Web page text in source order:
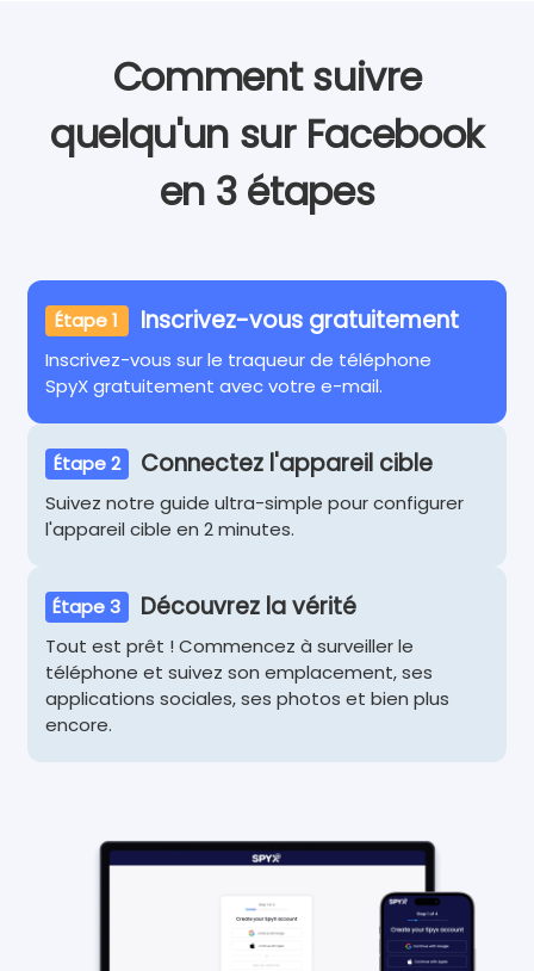
Comment suivre
quelqu'un sur Facebook
en 3 étapes
Étape 1 Inscrivez-vous gratuitement
Inscrivez-vous sur le traqueur de téléphone
SpyX gratuitement avec votre e-mail.
Étape 2 Connectez l'appareil cible
Suivez notre guide ultra-simple pour configurer
l'appareil cible en 2 minutes.
Étape 3 Découvrez la vérité
Tout est prêt ! Commencez à surveiller le
téléphone et suivez son emplacement, ses
applications sociales, ses photos et bien plus
encore.